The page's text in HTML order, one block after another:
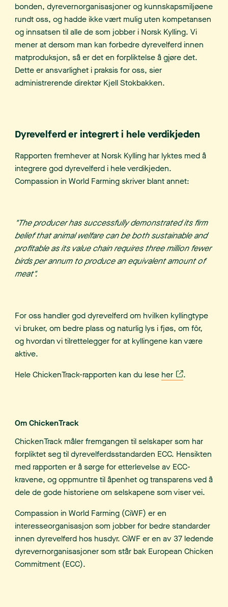
bonden, dyrevernorganisasjoner og kunnskapsmiljøene
rundt oss, og hadde ikke vært mulig uten kompetansen
og innsatsen til alle de som jobber i Norsk Kylling. Vi
mener at dersom man kan forbedre dyrevelferd innen
matproduksjon, så er det en forpliktelse å gjøre det.
Dette er ansvarlighet i praksis for oss, sier
administrerende direktør Kjell Stokbakken.
Dyrevelferd er integrert i hele verdikjeden
Rapporten fremhever at Norsk Kylling har lyktes med å
integrere god dyrevelferd i hele verdikjeden.
Compassion in World Farming skriver blant annet:
"The producer has successfully demonstrated its firm
belief that animal welfare can be both sustainable and
profitable as its value chain requires three million fewer
birds per annum to produce an equivalent amount of
meat".
For oss handler god dyrevelferd om hvilken kyllingtype
vi bruker, om bedre plass og naturlig lys i fjøs, om fôr,
og hvordan vi tilrettelegger for at kyllingene kan være
aktive.
Hele ChickenTrack-rapporten kan du lese her .
Om ChickenTrack
ChickenTrack måler fremgangen til selskaper som har
forpliktet seg til dyrevelferdsstandarden ECC. Hensikten
med rapporten er å sørge for etterlevelse av ECC-
kravene, og oppmuntre til åpenhet og transparens ved å
dele de gode historiene om selskapene som viser vei.
Compassion in World Farming (CiWF) er en
interesseorganisasjon som jobber for bedre standarder
innen dyrevelferd hos husdyr. CiWF er en av 37 ledende
dyrevernorganisasjoner som står bak European Chicken
Commitment (ECC).